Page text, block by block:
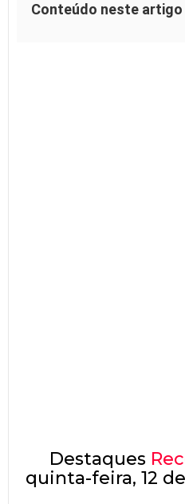
Conteúdo neste artigo
Destaques
quinta-feira, 12